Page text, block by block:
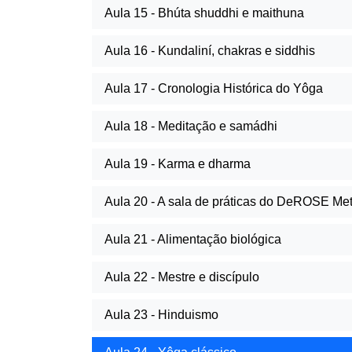
Aula 15 - Bhúta shuddhi e maithuna
Aula 16 - Kundaliní, chakras e siddhis
Aula 17 - Cronologia Histórica do Yôga
Aula 18 - Meditação e samádhi
Aula 19 - Karma e dharma
Aula 20 - A sala de práticas do DeROSE
Aula 21 - Alimentação biológica
Aula 22 - Mestre e discípulo
Aula 23 - Hinduismo